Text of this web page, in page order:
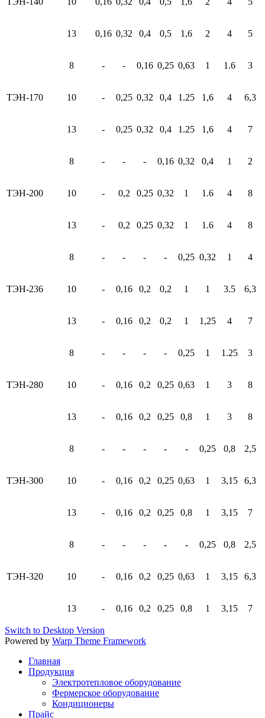
13 0,16 0,32 0,4 0,5 1,6 2 4 5
ТЭН-170
8 - - 0,16 0,25 0,63 1 1.6 3
10 - 0,25 0,32 0,4 1.25 1,6 4 6,3
13 - 0,25 0,32 0,4 1.25 1,6 4 7
ТЭН-200
8 - - - 0,16 0,32 0,4 1 2
10 - 0,2 0,25 0,32 1 1.6 4 8
13 - 0,2 0,25 0,32 1 1.6 4 8
ТЭН-236
8 - - - - 0,25 0,32 1 4
10 - 0,16 0,2 0,2 1 1 3.5 6,3
13 - 0,16 0,2 0,2 1 1,25 4 7
ТЭН-280
8 - - - - 0,25 1 1.25 3
10 - 0,16 0,2 0,25 0,63 1 3 8
13 - 0,16 0,2 0,25 0,8 1 3 8
ТЭН-300
8 - - - - - 0,25 0,8 2,5
10 - 0,16 0,2 0,25 0,63 1 3,15 6,3
13 - 0,16 0,2 0,25 0,8 1 3,15 7
ТЭН-320
8 - - - - - 0,25 0,8 2,5
10 - 0,16 0,2 0,25 0,63 1 3,15 6,3
13 - 0,16 0,2 0,25 0,8 1 3,15 7
Switch to Desktop Version
Powered by Warp Theme Framework
Главная
Продукция
Электротепловое оборудование
Фермерское оборудование
Кондиционеры
Прайс